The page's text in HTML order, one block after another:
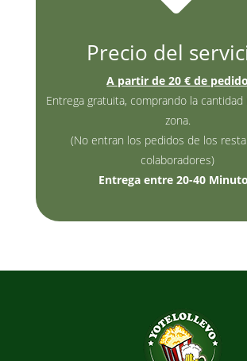
Precio del
A partir de 20 € de pedido
Entrega gratuita, comprando la
zona.
(No entran los pedidos de los
colaboradores)
Entrega entre 20-40